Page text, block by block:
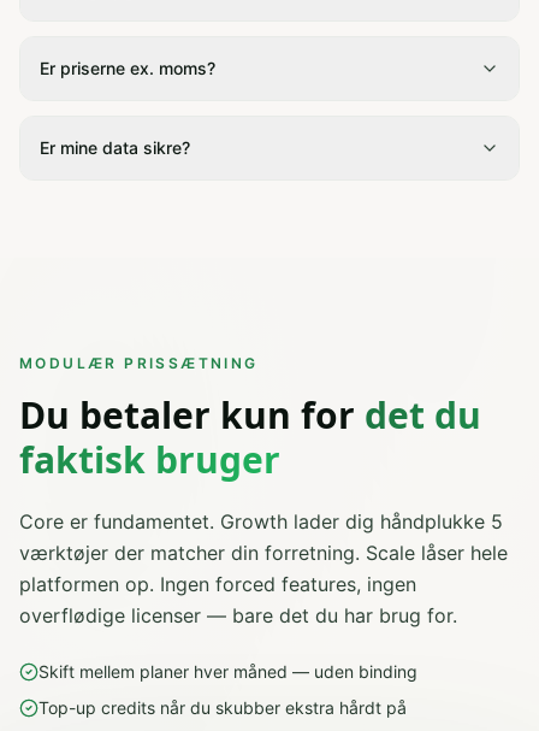
Er priserne ex. moms?
Er mine data sikre?
MODULÆR PRISSÆTNING
Du betaler kun for det du
faktisk bruger
Core er fundamentet. Growth lader dig håndplukke 5
værktøjer der matcher din forretning. Scale låser hele
platformen op. Ingen forced features, ingen
overflødige licenser — bare det du har brug for.
Skift mellem planer hver måned — uden binding
Top-up credits når du skubber ekstra hårdt på